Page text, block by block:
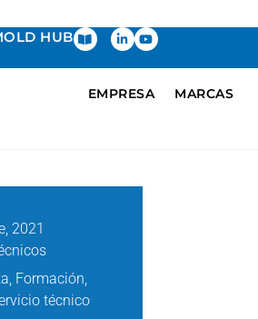
HUB
EMPRESA MARCAS
2021
, Formación,
técnico